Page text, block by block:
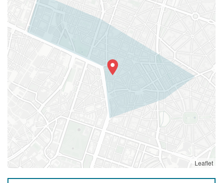
Leaflet